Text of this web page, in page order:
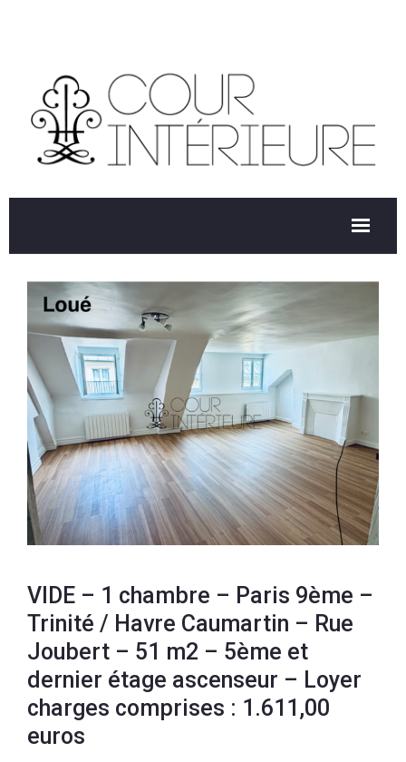
VIDE – 1 chambre – Paris 9ème –
Trinité / Havre Caumartin – Rue
Joubert – 51 m2 – 5ème et
dernier étage ascenseur – Loyer
charges comprises : 1.611,00
euros